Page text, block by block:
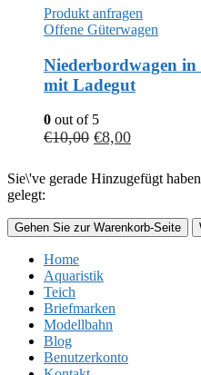
Produkt anfragen
Offene Güterwagen
Niederbordwagen
mit Ladegut
0 out of 5
€10,00 €8,00
Sie\'ve gerade Hinzugefügt
gelegt:
Gehen Sie zur Warenkorb-Seite
Home
Aquaristik
Teich
Briefmarken
Modellbahn
Blog
Benutzerkonto